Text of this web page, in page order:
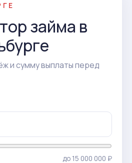
займа в
и сумму выплаты перед
до 15 000 000 ₽